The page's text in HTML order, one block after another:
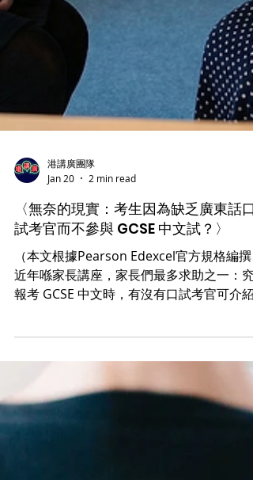
港講廣團隊
Jan 20
2 min read
〈無奈的現實：考生因為缺乏廣東話口
試考官而不參與 GCSE 中文試？〉
（本文根據Pearson Edexcel官方規格編撰
報考 GCSE 中文時，有沒有口試考官可介紹
考官無論自駕或者乘搭公共交通工具由一區
另一區比較方便，但身在英國，由於各城市
離遠、公共交通不算密集，跨區甚至跨市移
都相當困難。正因如此，「找不到口試考官